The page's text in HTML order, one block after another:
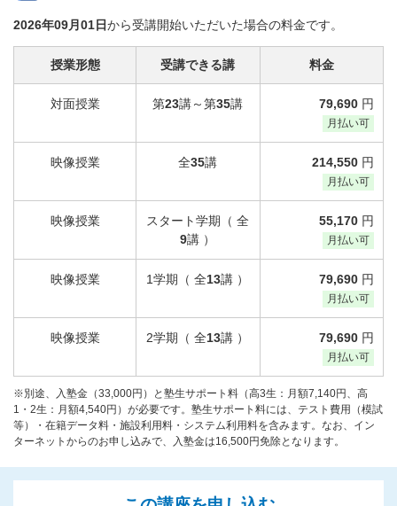
2026年09月01日から受講開始いただいた場合の料金です。
授業形態
対面授業
映像授業
映像授業
映像授業
映像授業
受講できる講
第23講～第35講
全35講
スタート学期（ 全
9講 ）
1学期（ 全13講 ）
2学期（ 全13講 ）
料金
79,690 円
月払い可
214,550 円
月払い可
55,170 円
月払い可
79,690 円
月払い可
79,690 円
月払い可
※別途、入塾金（33,000円）と塾生サポート料（高3生：月額7,140円、高
1・2生：月額4,540円）が必要です。塾生サポート料には、テスト費用（模試
等）・在籍データ料・施設利用料・システム利用料を含みます。なお、イン
ターネットからのお申し込みで、入塾金は16,500円免除となります。